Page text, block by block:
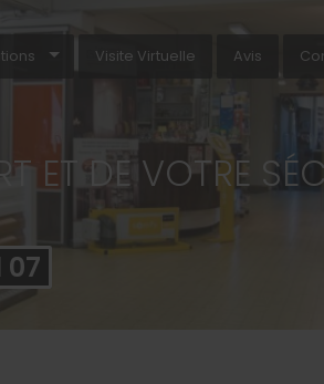
ET DE VOTRE
07
Visite Virtuelle Avis